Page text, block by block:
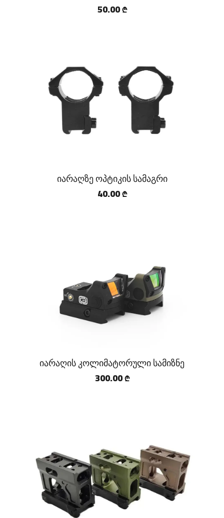
50.00 ₾
იარაღზე ოპტიკის სამაგრი
40.00 ₾
იარაღის კოლიმატორული სამიზნე
300.00 ₾